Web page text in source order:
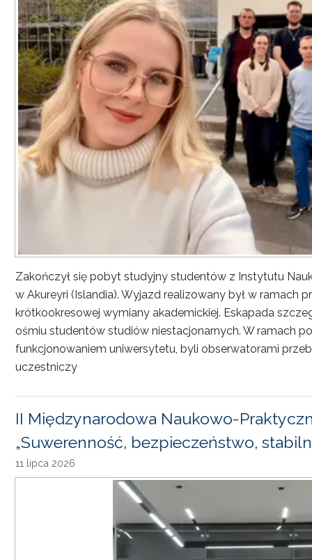
Zakończył się pobyt studyjny studentów z Instytutu
w Akureyri (Islandia). Wyjazd realizowany był w ramach
krótkookresowej wymiany akademickiej. Eskapada
ośmiu studentów studiów niestacjonarnych. W ramach
funkcjonowaniem uniwersytetu, byli obserwatorami
uczestniczy
II Międzynarodowa Naukowo-
„Suwerenność, bezpieczeństwo,
11 lipca 2026